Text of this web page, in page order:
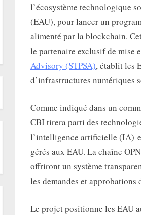
l’écosystème technologique
(EAU), pour lancer un
alimenté par la blockchain.
le partenaire exclusif de mise
Advisory (STPSA), établit les
d’infrastructures numériques
Comme indiqué dans un
CBI tirera parti des
l’intelligence artificielle (IA)
gérés aux EAU. La chaîne
offriront un système
les demandes et approbations
Le projet positionne les EAU